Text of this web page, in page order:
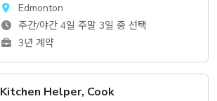
Edmonton
주간/야간 4일 주말 3일 중 선택
3년 계약
Kitchen Helper, Cook